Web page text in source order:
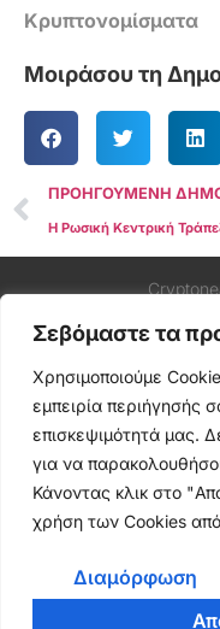
Σεβόμαστε τα
Χρησιμοποιούμε
εμπειρία περιήγησής
επισκεψιμότητά μας.
για να
Κάνοντας κλικ στο
χρήση των Cookies
Διαμόρφωση
Κρυπτονομίσματα
Μοιράσου τη